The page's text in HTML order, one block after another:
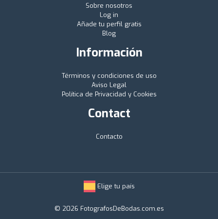
Sobre nosotros
Log in
Añade tu perfil gratis
Blog
Información
Términos y condiciones de uso
Aviso Legal
Política de Privacidad y Cookies
Contact
Contacto
Elige tu país
© 2026 FotografosDeBodas.com.es